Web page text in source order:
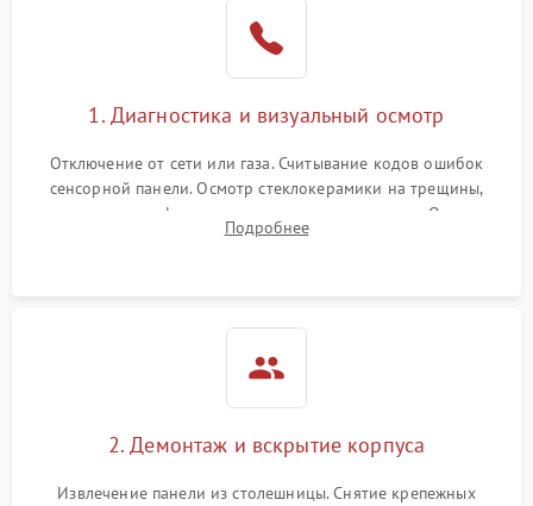
1. Диагностика и визуальный осмотр
Отключение от сети или газа. Считывание кодов ошибок
сенсорной панели. Осмотр стеклокерамики на трещины,
проверка конфорок на равномерность нагрева. Опрос
клиента о симптомах (не включается, не видит посуду,
Подробнее
2. Демонтаж и вскрытие корпуса
Извлечение панели из столешницы. Снятие крепежных